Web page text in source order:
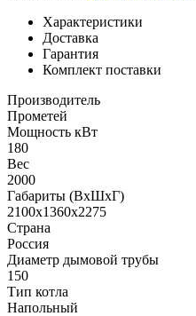
Характеристики
Доставка
Гарантия
Комплект поставки
Производитель
Прометей
Мощность кВт
180
Вес
2000
Габариты (ВхШхГ)
2100х1360х2275
Страна
Россия
Диаметр дымовой трубы
150
Тип котла
Напольный